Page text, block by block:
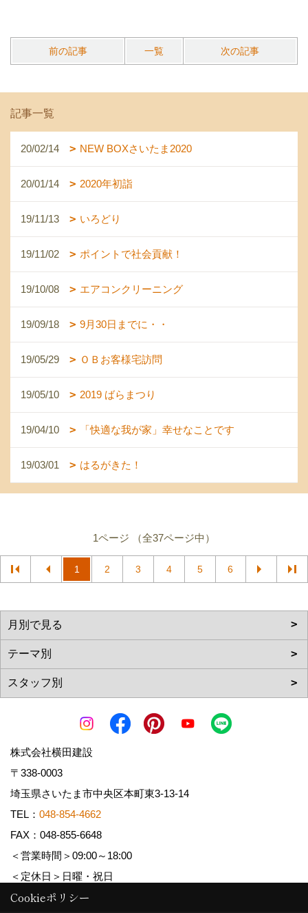
前の記事 一覧 次の記事
記事一覧
20/02/14 NEW BOXさいたま2020
20/01/14 2020年初詣
19/11/13 いろどり
19/11/02 ポイントで社会貢献！
19/10/08 エアコンクリーニング
19/09/18 9月30日までに・・
19/05/29 ＯＢお客様宅訪問
19/05/10 2019 ばらまつり
19/04/10 「快適な我が家」幸せなことです
19/03/01 はるがきた！
1ページ （全37ページ中）
1 2 3 4 5 6
株式会社横田建設
〒338-0003
埼玉県さいたま市中央区本町東3-13-14
TEL： 048-854-4662
FAX：048-855-6648
＜営業時間＞09:00～18:00
＜定休日＞日曜・祝日
Cookieポリシー